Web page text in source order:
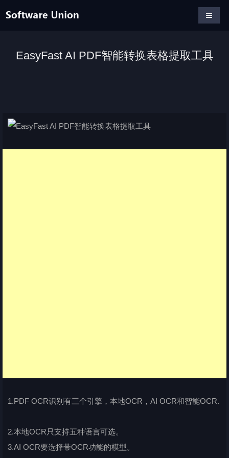
EasyFast AI PDF智能转换表格提取工具
1.PDF OCR识别有三个引擎，本地OCR，AI OCR和智能OCR.
2.本地OCR只支持五种语言可选。
3.AI OCR要选择带OCR功能的模型。